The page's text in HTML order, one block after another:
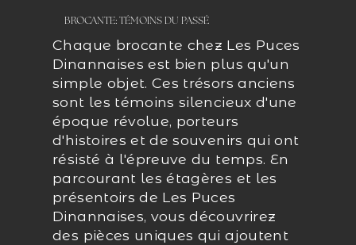
BROCANTE: TÉMOINS DU PASSÉ
Chaque brocante chez Les Puces
Dinannaises est bien plus qu'un
simple objet. Ces trésors anciens
sont les témoins silencieux d'une
époque révolue, porteurs
d'histoires et de souvenirs qui ont
résisté à l'épreuve du temps. En
parcourant les étagères et les
présentoirs de Les Puces
Dinannaises, vous découvrirez
des pièces uniques qui ajoutent